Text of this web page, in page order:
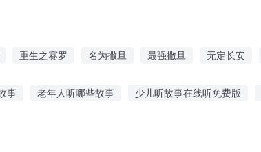
重生之赛罗 名为撒旦 最强撒旦 无定长安
事 老年人听哪些故事 少儿听故事在线听免费版